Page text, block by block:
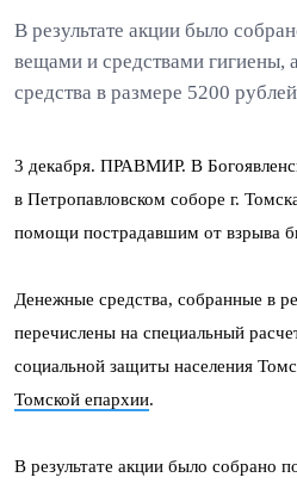
В результате акции было
вещами и средствами гигиены,
средства в размере 5200
3 декабря. ПРАВМИР. В
в Петропавловском соборе г.
помощи пострадавшим от взрыва
Денежные средства, собранные в
перечислены на специальный
социальной защиты населения
Томской епархии.
В результате акции было собрано